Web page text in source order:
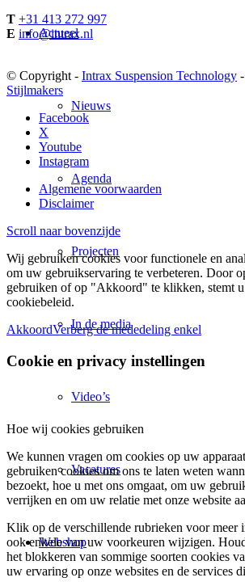
Actueel
Nieuws
Agenda
Projecten
In de media
Video’s
Vacatures
Webshop
T +31 413 272 997
E info@intrax.nl
© Copyright - Intrax Suspension Technology
Stijlmakers
Facebook
X
Youtube
Instagram
Algemene voorwaarden
Disclaimer
Scroll naar bovenzijde
Wij gebruiken cookies voor functionele en
om uw gebruikservaring te verbeteren. Door
gebruiken of op "Akkoord" te klikken, stemt
cookiebeleid.
AkkoordVerberg de mededeling enkel
Cookie en privacy instellingen
Hoe wij cookies gebruiken
We kunnen vragen om cookies op uw
gebruiken cookies om ons te laten weten
bezoekt, hoe u met ons omgaat, om uw
verrijken en om uw relatie met onze website
Klik op de verschillende rubrieken voor meer
ook enkele van uw voorkeuren wijzigen.
het blokkeren van sommige soorten cookies
uw ervaring op onze websites en de services